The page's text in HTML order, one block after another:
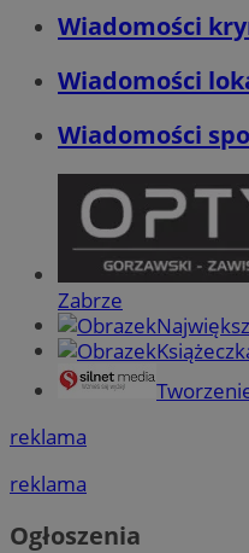
Wiadomości
Wiadomości
Wiadomości
Zabrze
reklama
reklama
Ogłoszenia